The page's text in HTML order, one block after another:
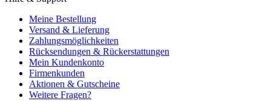
Meine Bestellung
Versand & Lieferung
Zahlungsmöglichkeiten
Rücksendungen & Rückerstattungen
Mein Kundenkonto
Firmenkunden
Aktionen & Gutscheine
Weitere Fragen?